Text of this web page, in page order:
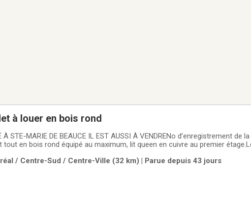
à louer en bois rond
STE-MARIE DE BEAUCE IL EST AUSSI À VENDRENo d’enregistrement de la CITQ 253654
en bois rond équipé au maximum, lit queen en cuivre au premier étage.Le 2 Ie
faits à la main.A l'écart du
/ Centre-Sud / Centre-Ville (32 km) | Parue depuis 43 jours